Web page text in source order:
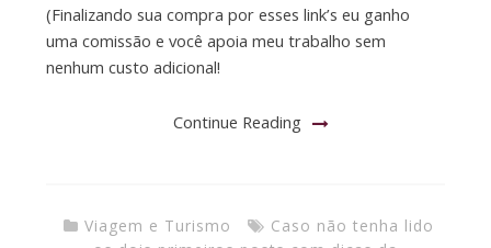
(Finalizando sua compra por esses link’s eu ganho
uma comissão e você apoia meu trabalho sem
nenhum custo adicional!
Continue Reading
Viagem e Turismo
Caso não tenha lido